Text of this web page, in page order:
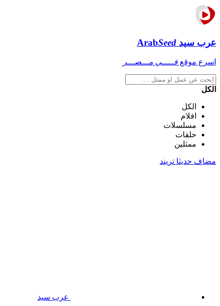
عرب سيد ArabSeed
اسرع موقع فـــــي مـــصـــر
الكل
الكل
افلام
مسلسلات
حلقات
ممثلين
مضاف حديثا تريند
عرب سيد